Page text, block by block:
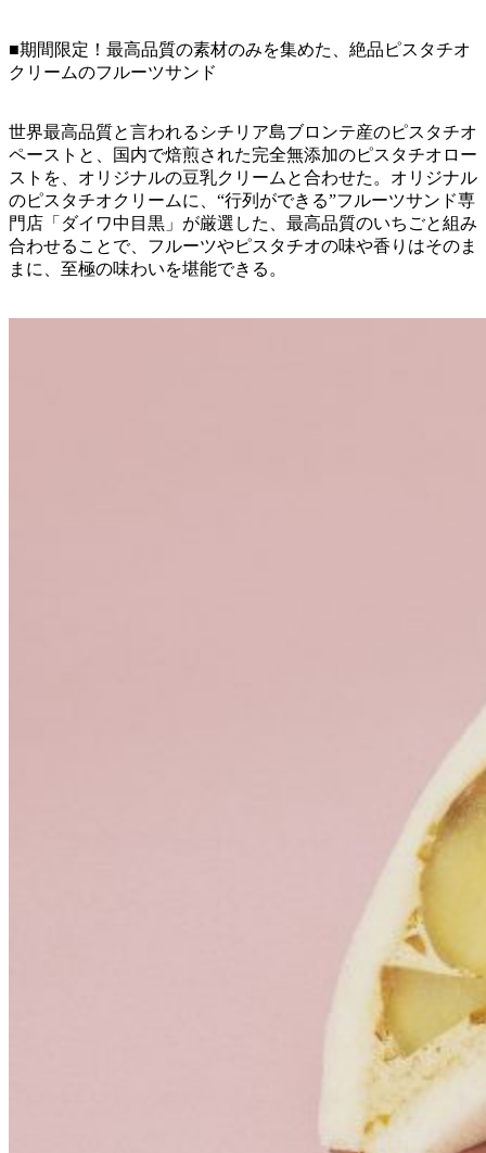
■期間限定！最高品質の素材のみを集めた、絶品ピスタチオ
クリームのフルーツサンド
世界最高品質と言われるシチリア島ブロンテ産のピスタチオ
ペーストと、国内で焙煎された完全無添加のピスタチオロー
ストを、オリジナルの豆乳クリームと合わせた。オリジナル
のピスタチオクリームに、“行列ができる”フルーツサンド専
門店「ダイワ中目黒」が厳選した、最高品質のいちごと組み
合わせることで、フルーツやピスタチオの味や香りはそのま
まに、至極の味わいを堪能できる。